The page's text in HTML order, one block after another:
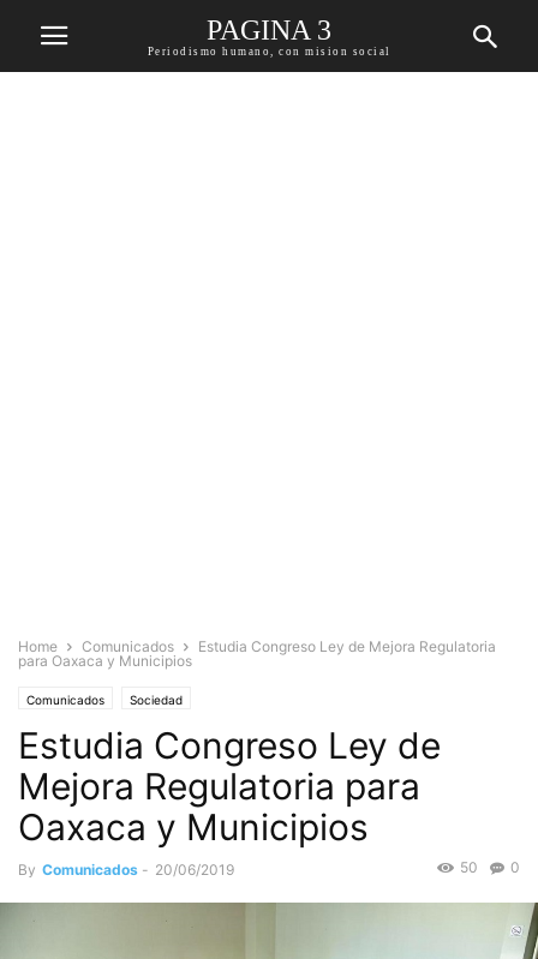
PAGINA 3
Periodismo humano, con mision social
Home Comunicados
Estudia Congreso Ley de Mejora Regulatoria
para Oaxaca y Municipios
Comunicados Sociedad
Estudia Congreso Ley de
Mejora Regulatoria para
Oaxaca y Municipios
By Comunicados - 20/06/2019 0
50